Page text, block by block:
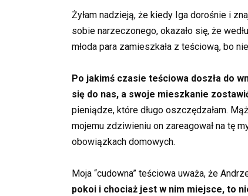
Żyłam nadzieją, że kiedy Iga dorośnie i
sobie narzeczonego, okazało się, że
młoda para zamieszkała z teściową, bo
Po jakimś czasie teściowa doszła do
się do nas, a swoje mieszkanie
pieniądze, które długo oszczędzałam.
mojemu zdziwieniu on zareagował na tę
obowiązkach domowych.
Moja “cudowna” teściowa uważa, że
pokoi i chociaż jest w nim miejsce, to